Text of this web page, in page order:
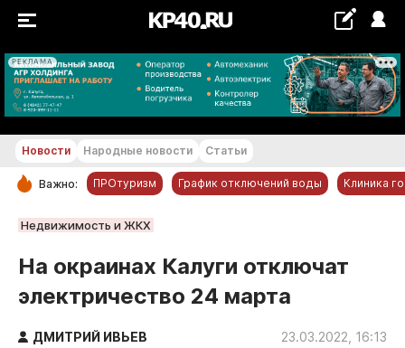
РЕКЛАМА
+20...+21 °С
РУБРИКИ
Новости компаний
Статьи
Народные новости
Новости Народные новости Статьи
Важно: ПРОтуризм График отключений воды Клиника
Недвижимость и ЖКХ
На окраинах Калуги отключат
электричество 24 марта
ДМИТРИЙ ИВЬЕВ 23.03.2022, 16:13